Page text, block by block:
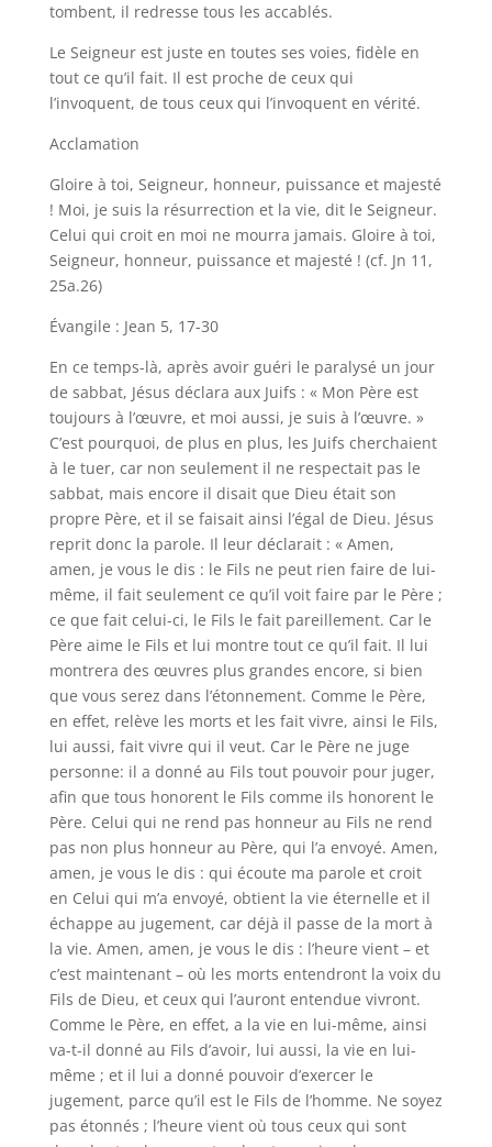
tombent, il redresse tous les accablés.
Le Seigneur est juste en toutes ses voies, fidèle en
tout ce qu’il fait. Il est proche de ceux qui
l’invoquent, de tous ceux qui l’invoquent en vérité.
Acclamation
Gloire à toi, Seigneur, honneur, puissance et majesté
! Moi, je suis la résurrection et la vie, dit le Seigneur.
Celui qui croit en moi ne mourra jamais. Gloire à toi,
Seigneur, honneur, puissance et majesté ! (cf. Jn 11,
25a.26)
Évangile : Jean 5, 17-30
En ce temps-là, après avoir guéri le paralysé un jour
de sabbat, Jésus déclara aux Juifs : « Mon Père est
toujours à l’œuvre, et moi aussi, je suis à l’œuvre. »
C’est pourquoi, de plus en plus, les Juifs cherchaient
à le tuer, car non seulement il ne respectait pas le
sabbat, mais encore il disait que Dieu était son
propre Père, et il se faisait ainsi l’égal de Dieu. Jésus
reprit donc la parole. Il leur déclarait : « Amen,
amen, je vous le dis : le Fils ne peut rien faire de lui-
même, il fait seulement ce qu’il voit faire par le Père ;
ce que fait celui-ci, le Fils le fait pareillement. Car le
Père aime le Fils et lui montre tout ce qu’il fait. Il lui
montrera des œuvres plus grandes encore, si bien
que vous serez dans l’étonnement. Comme le Père,
en effet, relève les morts et les fait vivre, ainsi le Fils,
lui aussi, fait vivre qui il veut. Car le Père ne juge
personne: il a donné au Fils tout pouvoir pour juger,
afin que tous honorent le Fils comme ils honorent le
Père. Celui qui ne rend pas honneur au Fils ne rend
pas non plus honneur au Père, qui l’a envoyé. Amen,
amen, je vous le dis : qui écoute ma parole et croit
en Celui qui m’a envoyé, obtient la vie éternelle et il
échappe au jugement, car déjà il passe de la mort à
la vie. Amen, amen, je vous le dis : l’heure vient – et
c’est maintenant – où les morts entendront la voix du
Fils de Dieu, et ceux qui l’auront entendue vivront.
Comme le Père, en effet, a la vie en lui-même, ainsi
va-t-il donné au Fils d’avoir, lui aussi, la vie en lui-
même ; et il lui a donné pouvoir d’exercer le
jugement, parce qu’il est le Fils de l’homme. Ne soyez
pas étonnés ; l’heure vient où tous ceux qui sont